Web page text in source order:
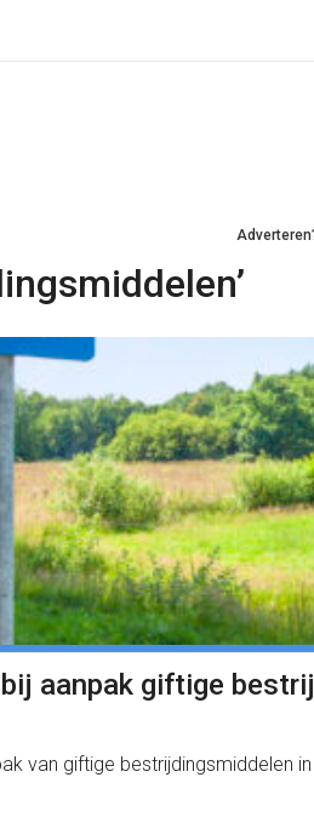
aanpak giftige
van giftige bestrijdingsmiddelen